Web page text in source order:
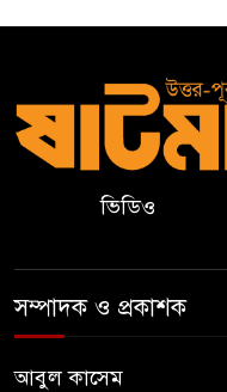
ভিডিও
সম্পাদক ও প্রকাশক
আবুল কাসেম